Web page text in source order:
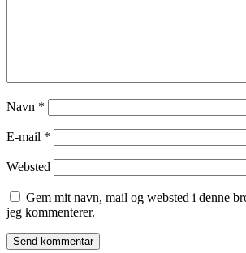
Navn *
E-mail *
Websted
Gem mit navn, mail og websted i denne
jeg kommenterer.